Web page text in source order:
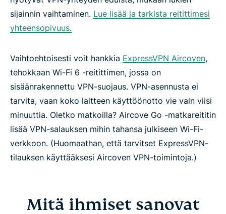
sijainnin vaihtaminen. Lue lisää ja tarkista reitittimesi
yhteensopivuus.
Vaihtoehtoisesti voit hankkia ExpressVPN Aircoven,
tehokkaan Wi-Fi 6 -reitittimen, jossa on
sisäänrakennettu VPN-suojaus. VPN-asennusta ei
tarvita, vaan koko laitteen käyttöönotto vie vain viisi
minuuttia. Oletko matkoilla? Aircove Go -matkareititin
lisää VPN-salauksen mihin tahansa julkiseen Wi-Fi-
verkkoon. (Huomaathan, että tarvitset ExpressVPN-
tilauksen käyttääksesi Aircoven VPN-toimintoja.)
Mitä ihmiset sanovat